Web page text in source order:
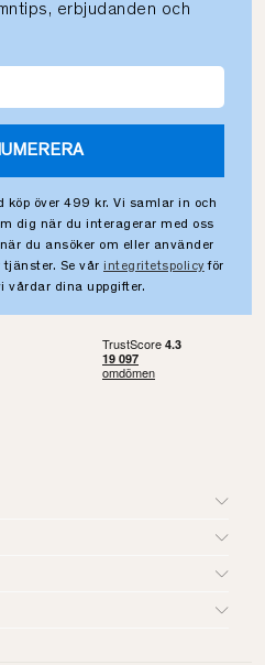
erbjudanden och
köp över 499 kr. Vi samlar in och
dig när du interagerar med oss
du ansöker om eller använder
Se vår integritetspolicy för
vårdar dina uppgifter.